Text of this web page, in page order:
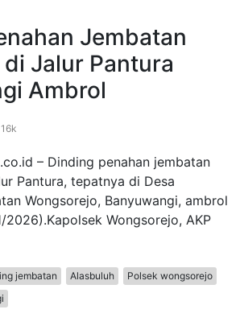
Jembatan
Jalur Pantura
Ambrol
– Dinding penahan jembatan
Pantura, tepatnya di Desa
Wongsorejo, Banyuwangi, ambrol
2026).Kapolsek Wongsorejo, AKP
jembatan Alasbuluh
Polsek wongsorejo